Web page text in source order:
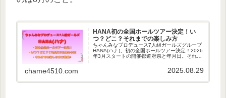
HANA初の全国ホールツアー決定！い
つ？どこ？それまでの楽しみ方
ちゃんみなプロデュース7人組ガールズグループ
HANA(ハナ)、初の全国ホールツアー決定！2026
年3月スタートの開催都道府県と年月日。それま
番組「HANA-CHANnel」Hulu完全版
chame4510.com 2025.08.29